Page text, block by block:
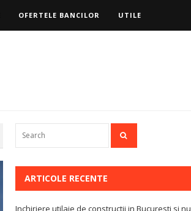
OFERTELE BANCILOR UTILE
ARTICOLE RECENTE
Inchiriere utilaje de constructii in Bucuresti si nu